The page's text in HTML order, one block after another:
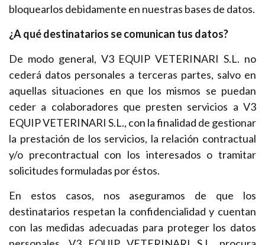
bloquearlos debidamente en nuestras bases de datos.
¿A qué destinatarios se comunican tus datos?
De modo general, V3 EQUIP VETERINARI S.L. no
cederá datos personales a terceras partes, salvo en
aquellas situaciones en que los mismos se puedan
ceder a colaboradores que presten servicios a V3
EQUIP VETERINARI S.L., con la finalidad de gestionar
la prestación de los servicios, la relación contractual
y/o precontractual con los interesados o tramitar
solicitudes formuladas por éstos.
En estos casos, nos aseguramos de que los
destinatarios respetan la confidencialidad y cuentan
con las medidas adecuadas para proteger los datos